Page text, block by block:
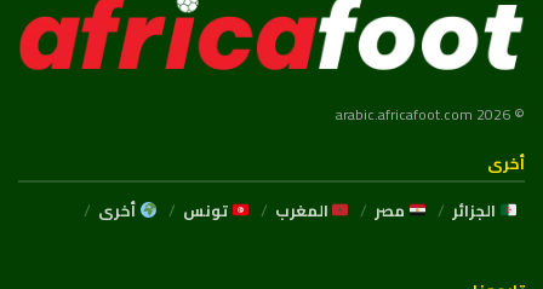
© 2026 arabic.africafoot.com
أخرى
الجزائر
مصر المغرب تونس أخرى